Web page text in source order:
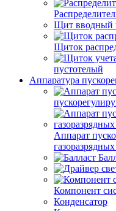
Щит вводный
Щиток
пустотелый
Аппаратура
Аппарат
Компонент
Конденсатор